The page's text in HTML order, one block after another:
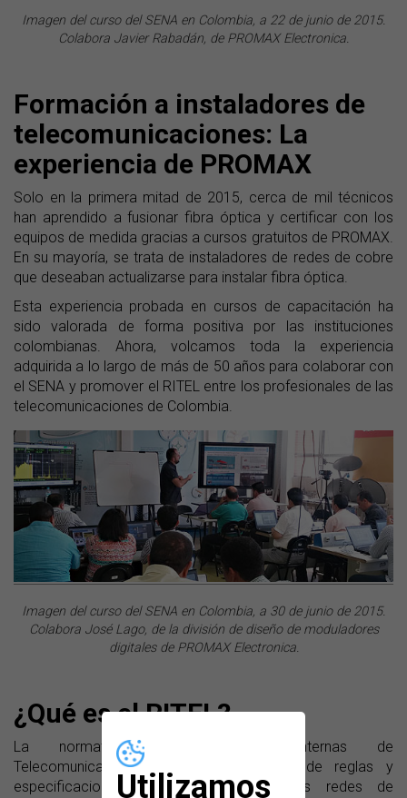
Utilizamos
Imagen del curso del SENA en Colombia, a 22 de junio de 2015.
Colabora Javier Rabadán, de PROMAX Electronica.
Formación a instaladores de
telecomunicaciones: La
experiencia de PROMAX
Solo en la primera mitad de 2015, cerca de mil técnicos
han aprendido a fusionar fibra óptica y certificar con los
equipos de medida gracias a cursos gratuitos de PROMAX.
En su mayoría, se trata de instaladores de redes de cobre
que deseaban actualizarse para instalar fibra óptica.
Esta experiencia probada en cursos de capacitación ha
sido valorada de forma positiva por las instituciones
colombianas. Ahora, volcamos toda la experiencia
adquirida a lo largo de más de 50 años para colaborar con
el SENA y promover el RITEL entre los profesionales de las
telecomunicaciones de Colombia.
Imagen del curso del SENA en Colombia, a 30 de junio de 2015.
Colabora José Lago, de la división de diseño de moduladores
digitales de PROMAX Electronica.
¿Qué es el RITEL?
La normativa RITEL (Redes Internas de
Telecomunicaciones) reúne un conjunto de reglas y
especificaciones que deben cumplir las redes de